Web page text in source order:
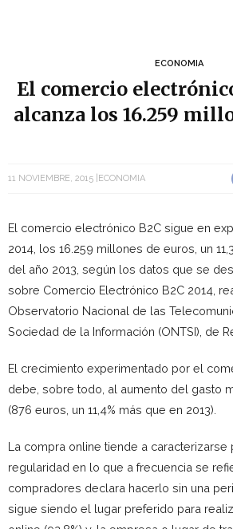
ECONOMIA
El comercio
alcanza los 16.259
11 NOVIEMBRE, 2015 ECONOMIA
El comercio electrónico B2C sigue en
2014, los 16.259 millones de euros, un
del año 2013, según los datos que se
sobre Comercio Electrónico B2C 2014,
Observatorio Nacional de las
Sociedad de la Información (ONTSI), de
El crecimiento experimentado por el
debe, sobre todo, al aumento del gasto
(876 euros, un 11,4% más que en 2013).
La compra online tiende a caracterizarse
regularidad en lo que a frecuencia se
compradores declara hacerlo sin una
sigue siendo el lugar preferido para